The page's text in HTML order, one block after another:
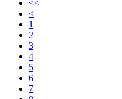
<<
<
1
2
3
4
5
6
7